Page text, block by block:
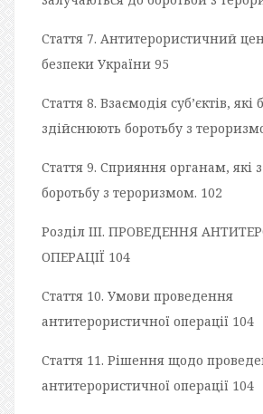
Стаття 7. Антитерористичний
безпеки України 95
Стаття 8. Взаємодія суб’єктів,
здійснюють боротьбу з
Стаття 9. Сприяння органам, які
боротьбу з тероризмом. 102
Розділ III. ПРОВЕДЕННЯ
ОПЕРАЦІЇ 104
Стаття 10. Умови проведення
антитерористичної операції 104
Стаття 11. Рішення щодо
антитерористичної операції 104